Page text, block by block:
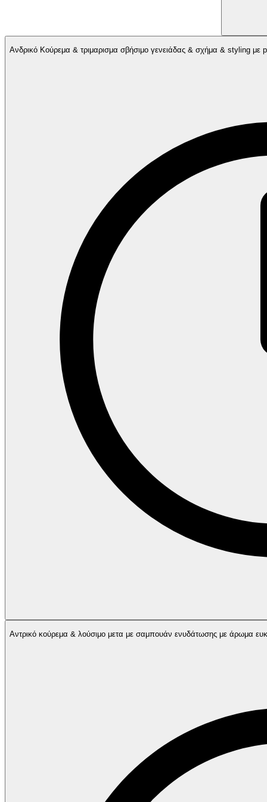
Ανδρικό Κούρεμα & τριμαρισμα σβήσιμο
Αντρικό κούρεμα & λούσιμο μετα με σαμπουάν ενυδάτωσης με άρωμα